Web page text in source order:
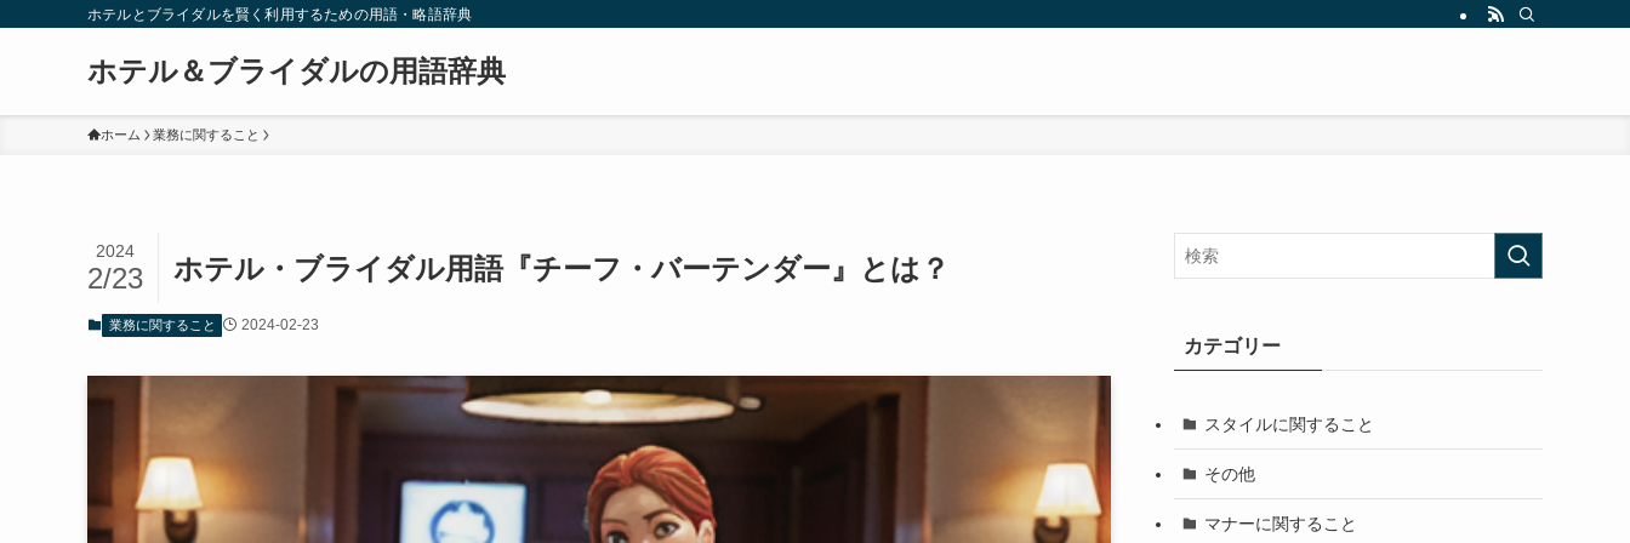
ホテルとブライダルを賢く利用するための用語・略語辞典
ホテル＆ブライダルの用語辞典
ホーム 業務に関すること
ホテル・ブライダル用語『チーフ・バーテンダー』とは？
2024
2/23
業務に関すること 2024-02-23
カテゴリー
スタイルに関すること
その他
マナーに関すること